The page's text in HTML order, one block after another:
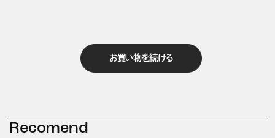
お買い物を続ける
Recomend